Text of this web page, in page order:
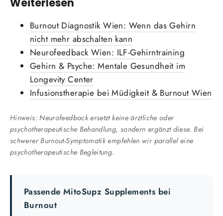
Burnout Diagnostik Wien: Wenn das Gehirn
nicht mehr abschalten kann
Neurofeedback Wien: ILF-Gehirntraining
Gehirn & Psyche: Mentale Gesundheit im
Longevity Center
Infusionstherapie bei Müdigkeit & Burnout Wien
Hinweis: Neurofeedback ersetzt keine ärztliche oder
psychotherapeutische Behandlung, sondern ergänzt diese. Bei
schwerer Burnout-Symptomatik empfehlen wir parallel eine
psychotherapeutische Begleitung.
Passende MitoSupz Supplements bei
Burnout